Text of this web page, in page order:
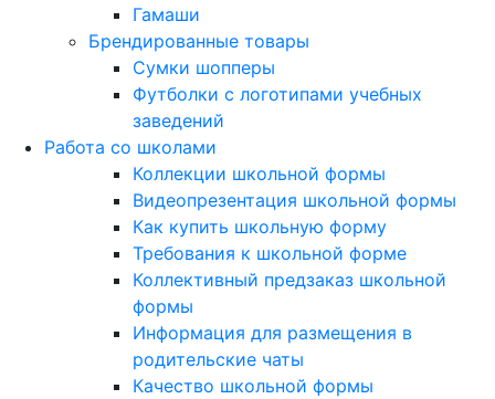
Гамаши
Брендированные товары
Сумки шопперы
Футболки с логотипами учебных
заведений
Работа со школами
Коллекции школьной формы
Видеопрезентация школьной формы
Как купить школьную форму
Требования к школьной форме
Коллективный предзаказ школьной
формы
Информация для размещения в
родительские чаты
Качество школьной формы